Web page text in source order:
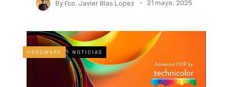
ByFco. Javier Blas Lopez 21 mayo, 2025
HARDWARE NOTICIAS